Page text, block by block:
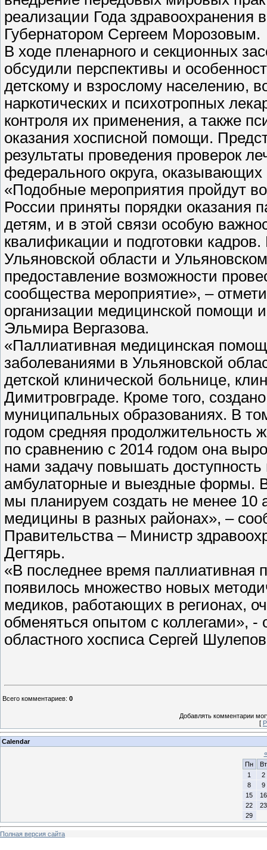
реализации Года здравоохранения
Губернатором Сергеем Морозовым.
В ходе пленарного и секционных
обсудили перспективы и
детскому и взрослому населению,
наркотических и психотропных
контроля их применения, а также
оказания хосписной помощи.
результаты проведения проверок
федерального округа,
«Подобные мероприятия пройдут
России приняты порядки оказания
детям, и в этой связи особую
квалификации и подготовки
Ульяновской области и
предоставление возможности
сообщества мероприятие», –
организации медицинской помощи
Эльмира Вергазова.
«Паллиативная медицинская
заболеваниями в Ульяновской
детской клинической больнице,
Димитровграде. Кроме того,
муниципальных образованиях. В
годом средняя продолжительность
по сравнению с 2014 годом она
нами задачу повышать
амбулаторные и выездные формы. В
мы планируем создать не менее 10
медицины в разных районах», –
Правительства – Министр
Дегтярь.
«В последнее время паллиативная
появилось множество новых
медиков, работающих в регионах,
обменяться опытом с коллегами», -
областного хосписа Сергей
Всего комментариев: 0
Добавлять комментарии
[
Calendar
«
Пн
Вт
1
2
8
9
15
16
22
23
29
Полная версия сайта